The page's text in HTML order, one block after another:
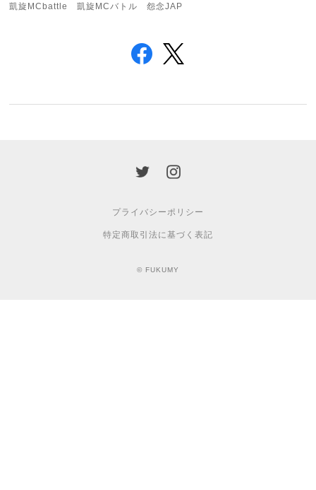
凱旋MCbattle 凱旋MCバトル 怨念JAP
プライバシーポリシー
特定商取引法に基づく表記
© FUKUMY